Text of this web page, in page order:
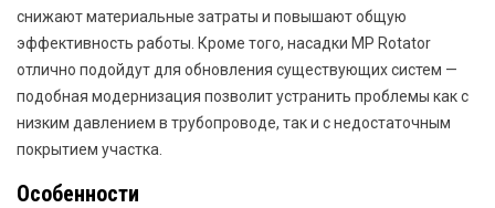
снижают материальные затраты и повышают общую
эффективность работы. Кроме того, насадки MP Rotator
отлично подойдут для обновления существующих систем —
подобная модернизация позволит устранить проблемы как с
низким давлением в трубопроводе, так и с недостаточным
покрытием участка.
Особенности